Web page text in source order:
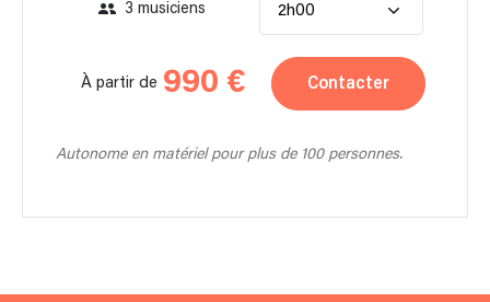
3 musiciens 2h00
À partir de 990 € Contacter
Autonome en matériel pour plus de 100 personnes.